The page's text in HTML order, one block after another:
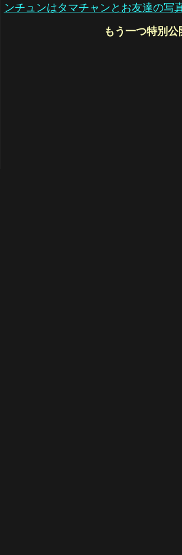
ンチュンはタマチャンとお友達の写
もう一つ特別